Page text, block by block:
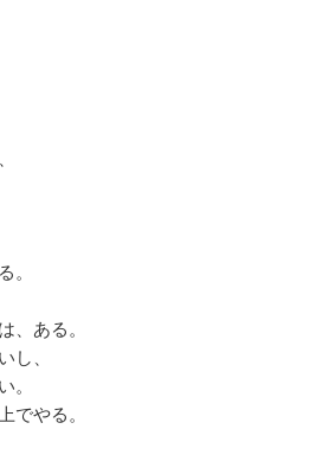
。
、ある。
し、
。
でやる。